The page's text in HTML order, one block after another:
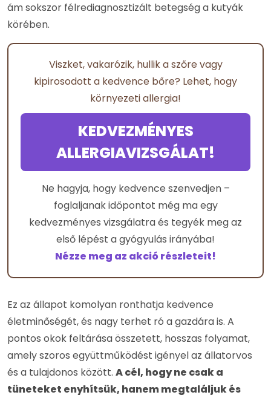
ám sokszor félrediagnosztizált betegség a kutyák
körében.
Viszket, vakarózik, hullik a szőre vagy
kipirosodott a kedvence bőre? Lehet, hogy
környezeti allergia!
KEDVEZMÉNYES
ALLERGIAVIZSGÁLAT!
Ne hagyja, hogy kedvence szenvedjen –
foglaljanak időpontot még ma egy
kedvezményes vizsgálatra és tegyék meg az
első lépést a gyógyulás irányába!
Nézze meg az akció részleteit!
Ez az állapot komolyan ronthatja kedvence
életminőségét, és nagy terhet ró a gazdára is. A
pontos okok feltárása összetett, hosszas folyamat,
amely szoros együttműködést igényel az állatorvos
és a tulajdonos között. A cél, hogy ne csak a
tüneteket enyhítsük, hanem megtaláljuk és